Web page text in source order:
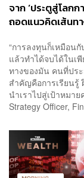
จาก ‘ประตูสู่โลก
ถอดแนวคิดเส้นท
“การลงทุนก็เหมือน
แล้วทำได้จบได้ในเ
ทางของมัน คนที่ปร
สำคัญคือการเรียนรู้
นำเราไปสู่เป้าหมา
Strategy Officer,